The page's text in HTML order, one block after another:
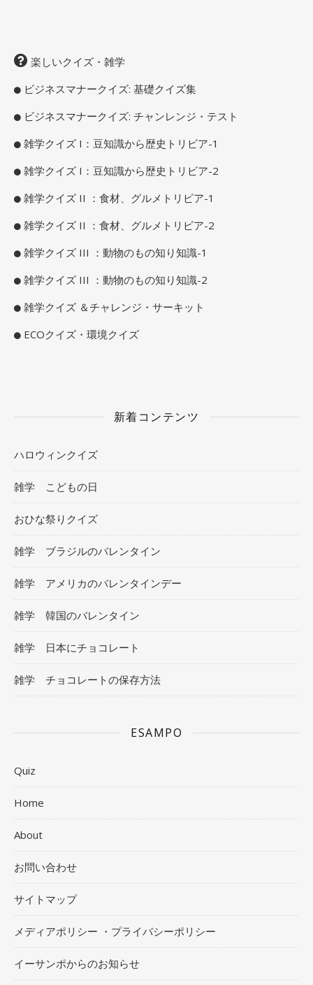
楽しいクイズ・雑学
ビジネスマナークイズ: 基礎クイズ集
ビジネスマナークイズ: チャンレンジ・テスト
雑学クイズ I：豆知識から歴史トリビア-1
雑学クイズ I：豆知識から歴史トリビア-2
雑学クイズ II ：食材、グルメトリビア-1
雑学クイズ II ：食材、グルメトリビア-2
雑学クイズ III ：動物のもの知り知識-1
雑学クイズ III ：動物のもの知り知識-2
雑学クイズ ＆チャレンジ・サーキット
ECOクイズ・環境クイズ
新着コンテンツ
ハロウィンクイズ
雑学 こどもの日
おひな祭りクイズ
雑学 ブラジルのバレンタイン
雑学 アメリカのバレンタインデー
雑学 韓国のバレンタイン
雑学 日本にチョコレート
雑学 チョコレートの保存方法
ESAMPO
Quiz
Home
About
お問い合わせ
サイトマップ
メディアポリシー ・プライバシーポリシー
イーサンポからのお知らせ